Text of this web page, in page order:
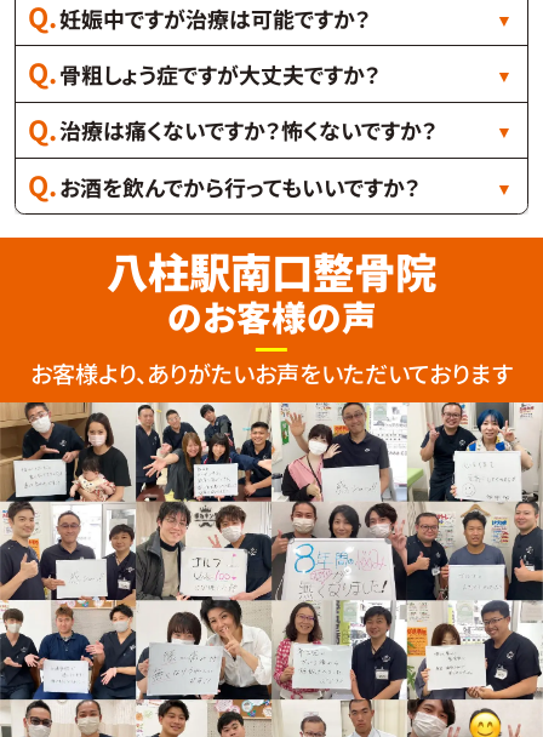
妊娠中ですが治療は可能ですか？
骨粗しょう症ですが大丈夫ですか？
治療は痛くないですか？怖くないですか？
お酒を飲んでから行ってもいいですか？
八柱駅南口整骨院
のお客様の声
お客様より、ありがたいお声をいただいております